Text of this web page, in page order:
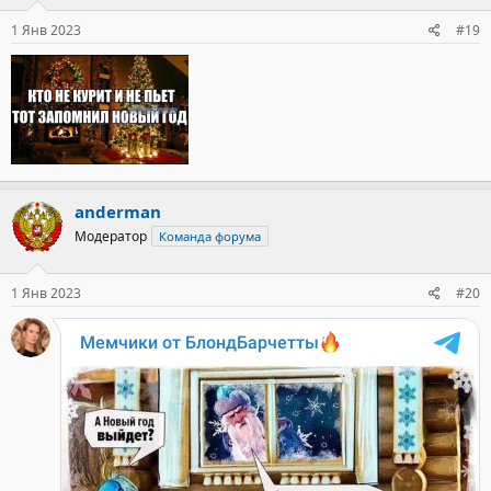
:
1 Янв 2023 #19
anderman
Модератор Команда форума
1 Янв 2023 #20